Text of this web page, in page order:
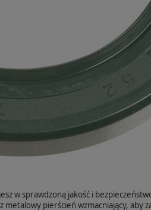
w sprawdzoną jakość i
pierścień wzmacniający, aby